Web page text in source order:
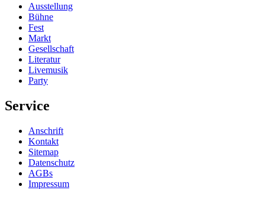
Ausstellung
Bühne
Fest
Markt
Gesellschaft
Literatur
Livemusik
Party
Service
Anschrift
Kontakt
Sitemap
Datenschutz
AGBs
Impressum